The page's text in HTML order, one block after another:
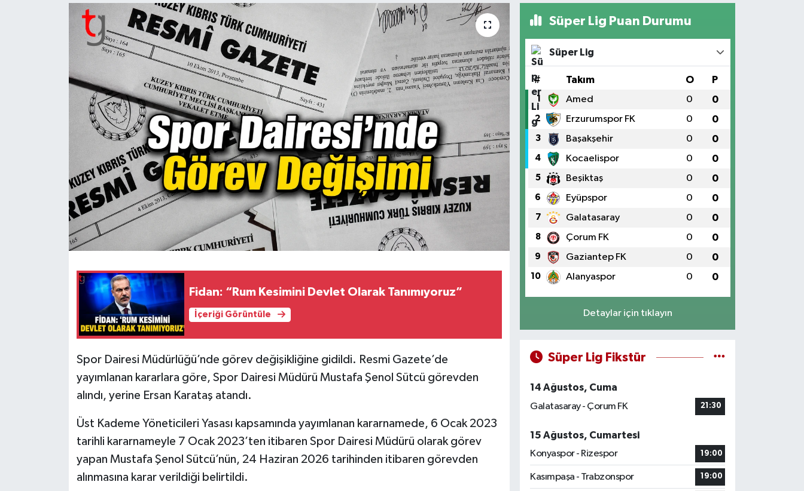
Fidan: “Rum Kesimini Devlet Olarak Tanımıyoruz”
İçeriği Görüntüle
Spor Dairesi Müdürlüğü’nde görev değişikliğine gidildi. Resmi Gazete’de
yayımlanan kararlara göre, Spor Dairesi Müdürü Mustafa Şenol Sütcü görevden
alındı, yerine Ersan Karataş atandı.
Üst Kademe Yöneticileri Yasası kapsamında yayımlanan kararnamede, 6 Ocak 2023
tarihli kararnameyle 7 Ocak 2023’ten itibaren Spor Dairesi Müdürü olarak görev
yapan Mustafa Şenol Sütcü’nün, 24 Haziran 2026 tarihinden itibaren görevden
alınmasına karar verildiği belirtildi.
Süper Lig Puan Durumu
Süper Lig
# Takım O P
1 Amed 0 0
2 Erzurumspor FK 0 0
3 Başakşehir 0 0
4 Kocaelispor 0 0
5 Beşiktaş 0 0
6 Eyüpspor 0 0
7 Galatasaray 0 0
8 Çorum FK 0 0
9 Gaziantep FK 0 0
10 Alanyaspor 0 0
Detaylar için tıklayın
Süper Lig Fikstür
14 Ağustos, Cuma
Galatasaray - Çorum FK
21:30
15 Ağustos, Cumartesi
Konyaspor - Rizespor
19:00
Kasımpaşa - Trabzonspor 19:00